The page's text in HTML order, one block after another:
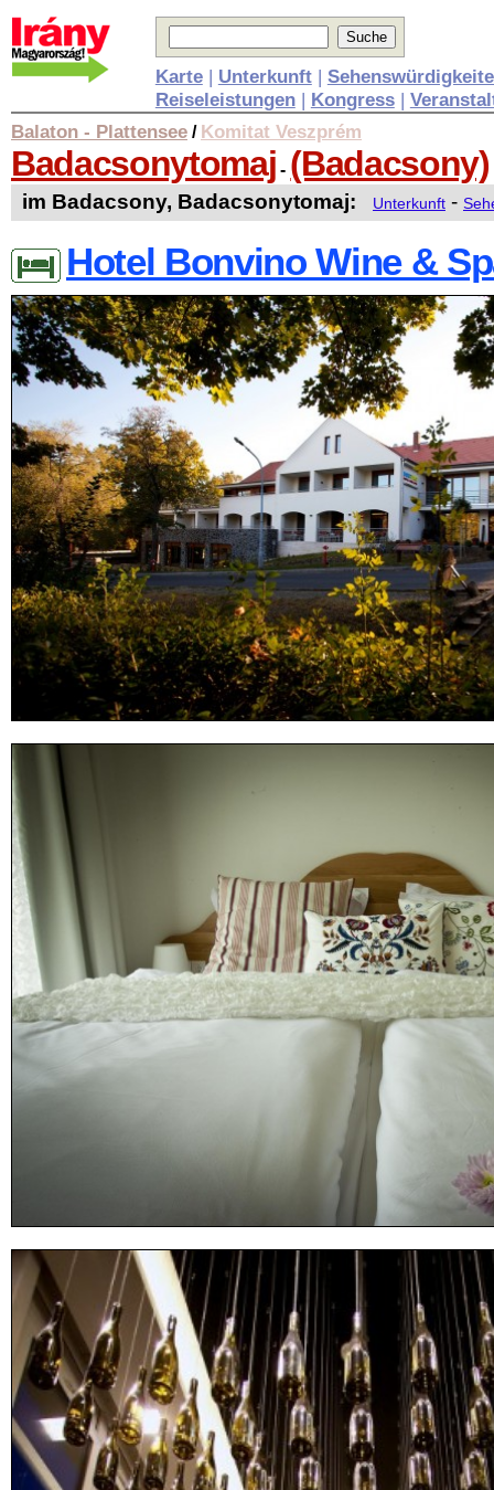
Karte| Unterkunft|
Reiseleistungen| Kongress|
Balaton - Plattensee / Komitat Veszprém
Badacsonytomaj - (Badacsony)
im Badacsony, Badacsonytomaj: Unterkunft -
Hotel Bonvino Wine &